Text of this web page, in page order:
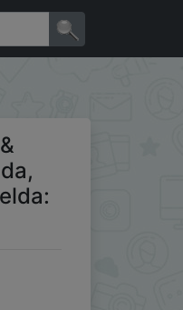
Link, The Legend of